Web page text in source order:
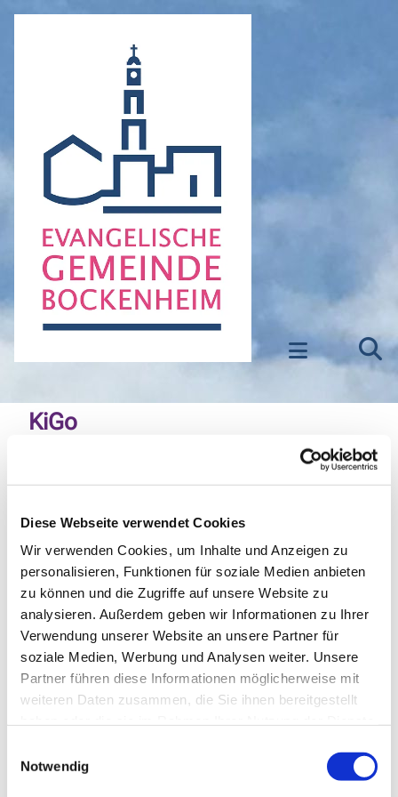
Diese Webseite verwendet Cookies
Wir verwenden Cookies, um Inhalte und Anzeigen zu
personalisieren, Funktionen für soziale Medien anbieten
zu können und die Zugriffe auf unsere Website zu
analysieren. Außerdem geben wir Informationen zu Ihrer
Verwendung unserer Website an unsere Partner für
soziale Medien, Werbung und Analysen weiter. Unsere
Partner führen diese Informationen möglicherweise mit
weiteren Daten zusammen, die Sie ihnen bereitgestellt
Notwendig
KiGo
© Meike Lottmann
Samstag, 2. Januar 2027, 10:00 Uhr